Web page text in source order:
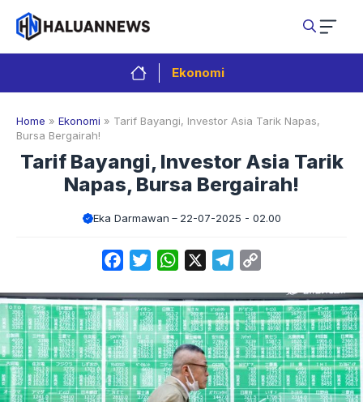
Langsung
isi
Ekonomi
Home » Ekonomi » Tarif Bayangi, Investor Asia Tarik Napas,
Bursa Bergairah!
Tarif Bayangi, Investor Asia Tarik
Napas, Bursa Bergairah!
Eka Darmawan 22-07-2025 - 02.00
FacebookTwitterWhatsApp Telegram